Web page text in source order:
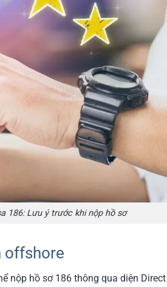
186: Lưu ý trước khi nộp hồ sơ
offshore
hồ sơ 186 thông qua diện